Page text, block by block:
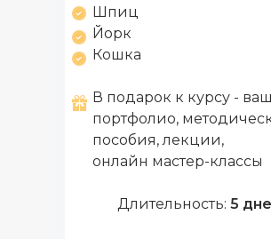
Шпиц
Йорк
Кошка
В подарок к курсу -
портфолио,
пособия, лекции,
онлайн мастер-классы
Длительность: 5